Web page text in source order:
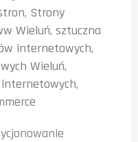
, Strony
Wieluń,sztuczna
internetowych,
Wieluń,
,